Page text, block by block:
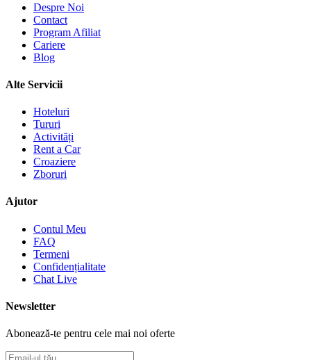
Despre Noi
Contact
Program Afiliat
Cariere
Blog
Alte Servicii
Hoteluri
Tururi
Activități
Rent a Car
Croaziere
Zboruri
Ajutor
Contul Meu
FAQ
Termeni
Confidențialitate
Chat Live
Newsletter
Abonează-te pentru cele mai noi oferte